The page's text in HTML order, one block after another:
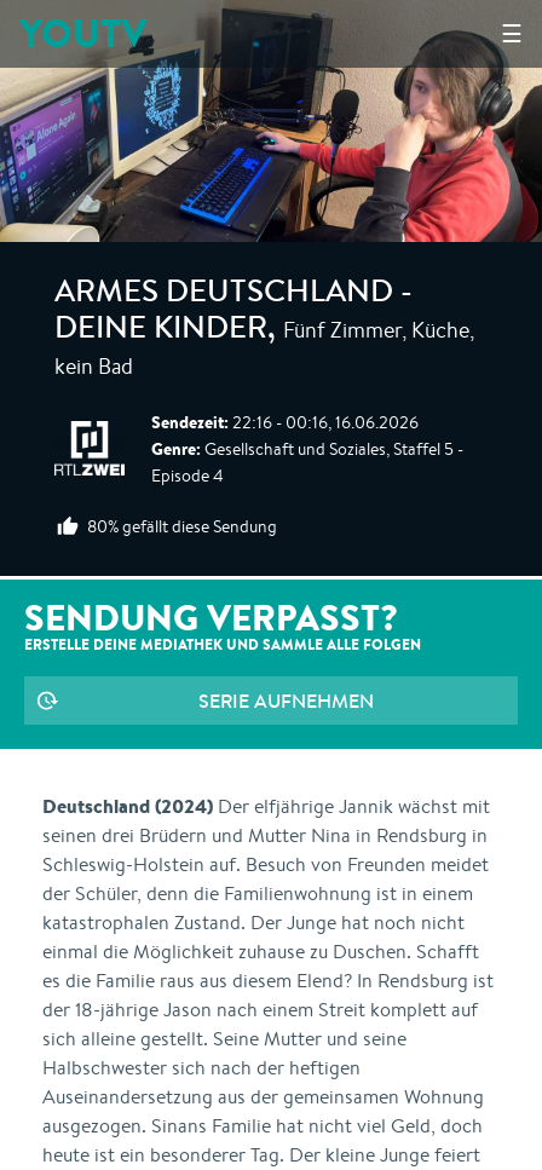
☰
YOUTV
ARMES DEUTSCHLAND -
DEINE KINDER, Fünf Zimmer, Küche,
kein Bad
Sendezeit: 22:16 - 00:16, 16.06.2026
Genre: Gesellschaft und Soziales, Staffel 5 -
Episode 4
80% gefällt diese Sendung
SENDUNG VERPASST?
ERSTELLE DEINE MEDIATHEK UND SAMMLE ALLE FOLGEN
SERIE AUFNEHMEN
Deutschland (2024) Der elfjährige Jannik wächst mit
seinen drei Brüdern und Mutter Nina in Rendsburg in
Schleswig-Holstein auf. Besuch von Freunden meidet
der Schüler, denn die Familienwohnung ist in einem
katastrophalen Zustand. Der Junge hat noch nicht
einmal die Möglichkeit zuhause zu Duschen. Schafft
es die Familie raus aus diesem Elend? In Rendsburg ist
der 18-jährige Jason nach einem Streit komplett auf
sich alleine gestellt. Seine Mutter und seine
Halbschwester sich nach der heftigen
Auseinandersetzung aus der gemeinsamen Wohnung
ausgezogen. Sinans Familie hat nicht viel Geld, doch
heute ist ein besonderer Tag. Der kleine Junge feiert